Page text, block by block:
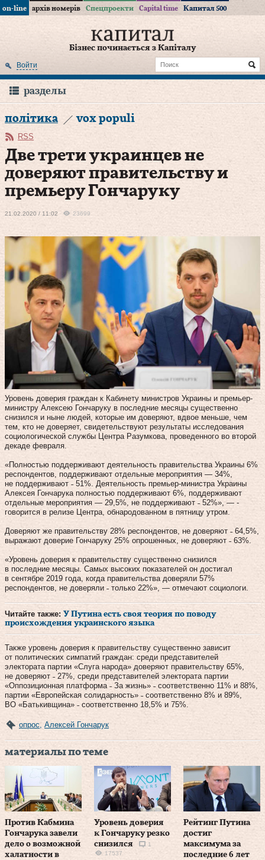
on-line архів номерів Спецпроекти Capital time Капитал 500
Бізнес починається з Капіталу
Войти
разделы
політика vox populi
RSS
Две трети украинцев не
доверяют правительству и
премьеру Гончаруку
21.02.2020 / 11:02 23699
Уровень доверия граждан к Кабинету министров Украины и премьер-
министру Алексею Гончаруку в последние месяцы существенно
снизился и ныне людей, которые им доверяют, вдвое меньше, чем
тем, кто не доверяет, свидетельствуют результаты исследования
социологической службы Центра Разумкова, проведенного во второй
декаде февраля.
«Полностью поддерживают деятельность правительства Украины 6%
респондентов, поддерживают отдельные мероприятия — 34%,
не поддерживают ˗ 51%. Деятельность премьер-министра Украины
Алексея Гончарука полностью поддерживают 6%, поддерживают
отдельные мероприятия — 29,5%, не поддерживают ˗ 52%», — -
говорится в релизе Центра, обнародованном в пятницу утром.
Доверяют же правительству 28% респондентов, не доверяют ˗ 64,5%,
выражают доверие Гончаруку 25% опрошенных, не доверяют ˗ 63%.
«Уровень доверия к правительству существенно снизился
в последние месяцы. Самых высоких показателей он достигал
в сентябре 2019 года, когда правительства доверяли 57%
респондентов, не доверяли ˗ только 22%», — отмечают социологи.
Читайте также: У Путина есть своя теория по поводу
происхождения украинского языка
Также уровень доверия к правительству существенно зависит
от политических симпатий граждан: среди представителей
электората партии «Слуга народа» доверяют правительству 65%,
не доверяют ˗ 27%, среди представителей электората партии
«Оппозиционная платформа ˗ За жизнь» ˗ соответственно 11% и 88%,
партии «Европейская солидарность» ˗ соответственно 8% и 89%,
ВО «Батькивщина» ˗ соответственно 18,5% и 75%.
опрос Алексей Гончарук
материалы по теме
Против Кабмина
Гончарука завели
дело о возможной
халатности в
Уровень доверия
к Гончаруку резко
снизился
1
17537
Рейтинг Путина
достиг
максимума за
последние 6 лет